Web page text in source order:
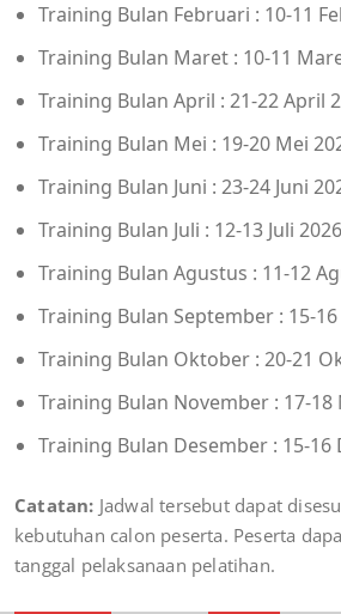
Training Bulan Februari : 10-11
Training Bulan Maret : 10-11
Training Bulan April : 21-22 April
Training Bulan Mei : 19-20 Mei
Training Bulan Juni : 23-24 Juni
Training Bulan Juli : 12-13 Juli 2026
Training Bulan Agustus : 11-12
Training Bulan September : 15-
Training Bulan Oktober : 20-21
Training Bulan November : 17-18
Training Bulan Desember : 15-16
Catatan: Jadwal tersebut dapat
kebutuhan calon peserta. Peserta
tanggal pelaksanaan pelatihan.